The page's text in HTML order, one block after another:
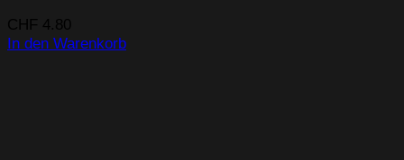
CHF 4.80
In den Warenkorb